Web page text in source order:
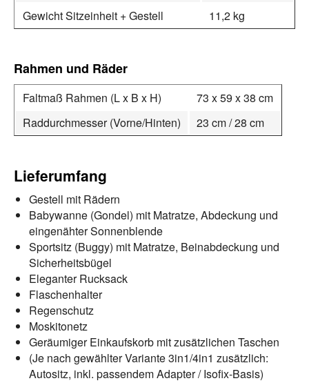
Gewicht Sitzeinheit + Gestell
11,2 kg
Rahmen und Räder
Faltmaß Rahmen (L x B x H)
73 x 59 x 38 cm
Raddurchmesser (Vorne/Hinten)
23 cm / 28 cm
Lieferumfang
Gestell mit Rädern
Babywanne (Gondel) mit Matratze, Abdeckung und
eingenähter Sonnenblende
Sportsitz (Buggy) mit Matratze, Beinabdeckung und
Sicherheitsbügel
Eleganter Rucksack
Flaschenhalter
Regenschutz
Moskitonetz
Geräumiger Einkaufskorb mit zusätzlichen Taschen
(Je nach gewählter Variante 3in1/4in1 zusätzlich:
Autositz, inkl. passendem Adapter / Isofix-Basis)